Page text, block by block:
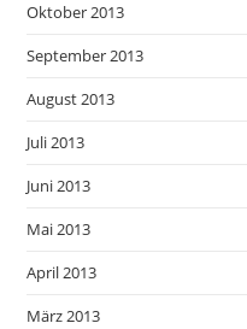
Oktober 2013
September 2013
August 2013
Juli 2013
Juni 2013
Mai 2013
April 2013
März 2013